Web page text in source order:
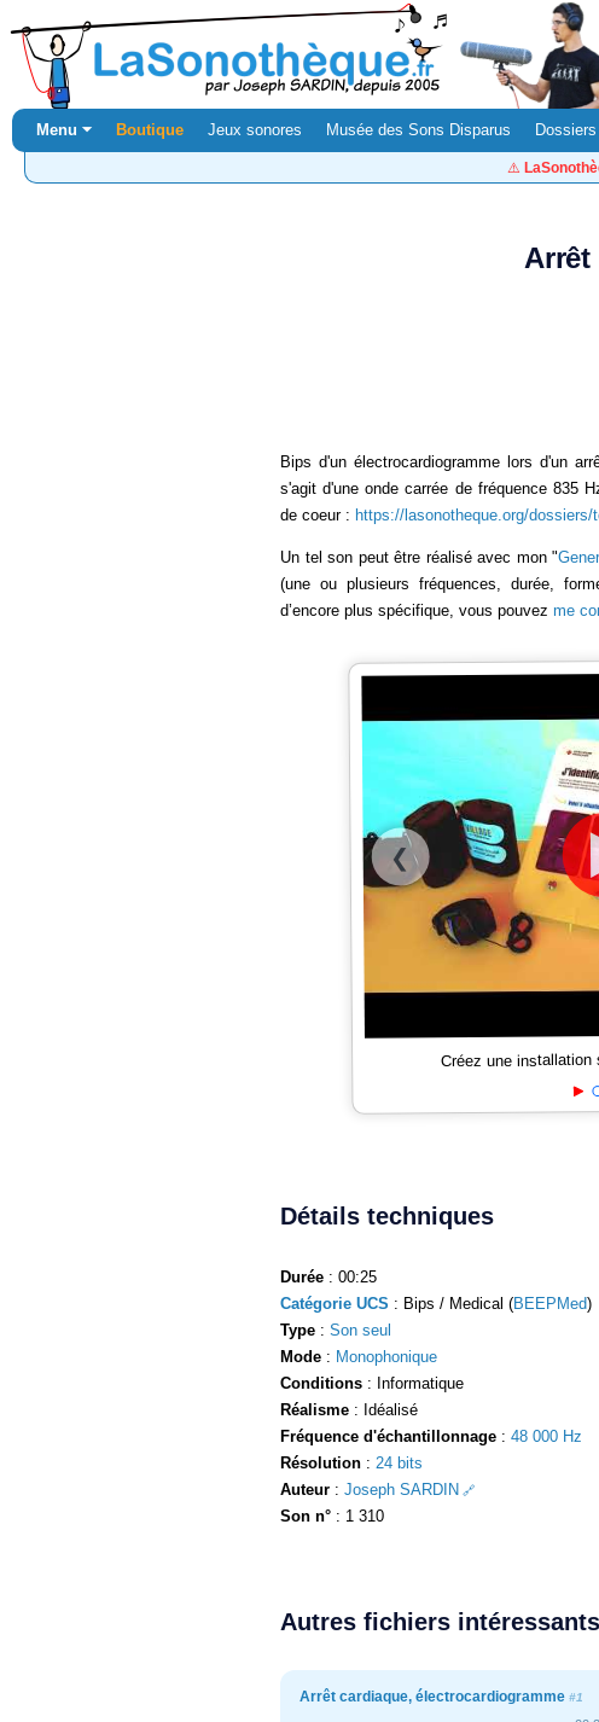
Menu ⏷ Boutique Jeux sonores Musée des Sons Disparus Dossiers
⚠️
Bips d'un électrocardiogramme lors d'un
s'agit d'une onde carrée de fréquence 835
de coeur : https://lasonotheque.org/
Un tel son peut être réalisé avec mon "
(une ou plusieurs fréquences, durée,
d’encore plus spécifique, vous pouvez me
❮
Créez une
Détails techniques
Durée : 00:25
Catégorie UCS : Bips / Medical (BEEPMed)
Type : Son seul
Mode : Monophonique
Conditions : Informatique
Réalisme : Idéalisé
Fréquence d'échantillonnage : 48 000 Hz
Résolution : 24 bits
Auteur : Joseph SARDIN
Son n° : 1 310
Autres fichiers intéressants
Arrêt cardiaque, électrocardiogramme #1